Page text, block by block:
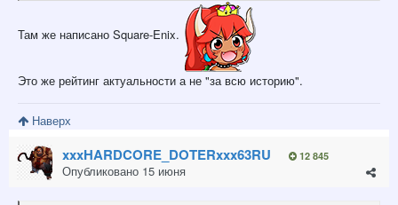
Там же написано Square-Enix.
Это же рейтинг актуальности а не "за всю историю".
Наверх
xxxHARDCORE_DOTERxxx63RU 12 845
Опубликовано 15 июня